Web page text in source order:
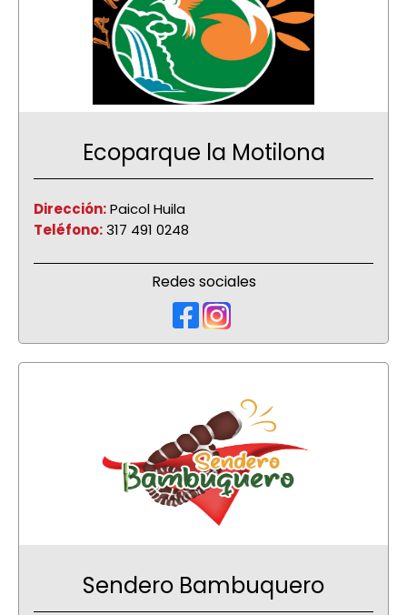
Ecoparque la Motilona
Dirección:Paicol Huila
Teléfono:317 491 0248
Redes sociales
Sendero Bambuquero